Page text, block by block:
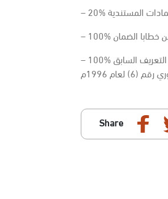
– 100% من القيمة غير المغطاة نقدا من بقية البنود خارج الميزانية ويخصم من قاعدة رأس المال حسب التعريف السابق
Share